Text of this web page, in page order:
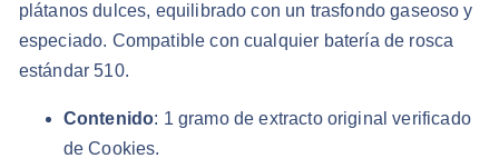
plátanos dulces, equilibrado con un trasfondo gaseoso y
especiado. Compatible con cualquier batería de rosca
estándar 510.
Contenido: 1 gramo de extracto original verificado
de Cookies.